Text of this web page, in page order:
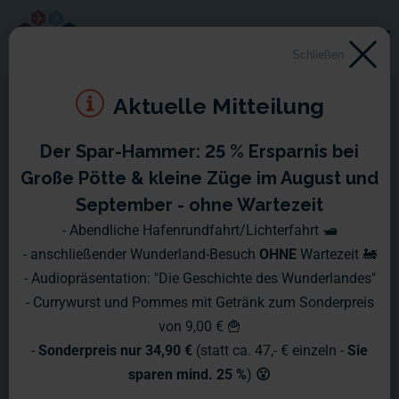
Schließen
Aktuelle Mitteilung
Der Spar-Hammer: 25 % Ersparnis bei
Große Pötte & kleine Züge im August und
September - ohne Wartezeit
- Abendliche Hafenrundfahrt/Lichterfahrt 🛥️
- anschließender Wunderland-Besuch OHNE Wartezeit 🚂
- Audiopräsentation: "Die Geschichte des Wunderlandes"
- Currywurst und Pommes mit Getränk zum Sonderpreis
von 9,00 € 🍟
- Sonderpreis nur 34,90 € (statt ca. 47,- € einzeln - Sie
sparen mind. 25 %) 😮